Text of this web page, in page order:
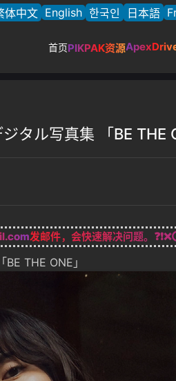
体中文 English 한국인 日本語
首页PIKPAK资源
タル写真集 「BE THE
发邮件，会快速解决问题。
THE ONE」